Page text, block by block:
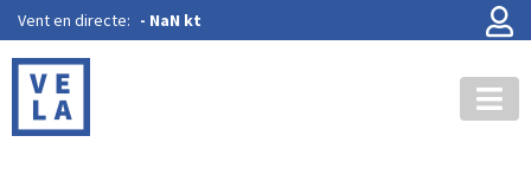
Vent en directe: - NaN kt